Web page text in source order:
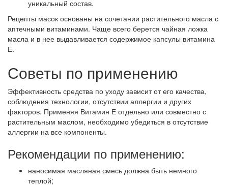
уникальный состав.
Рецепты масок основаны на сочетании растительного масла с
аптечными витаминами. Чаще всего берется чайная ложка
масла и в нее выдавливается содержимое капсулы витамина
Е.
Советы по применению
Эффективность средства по уходу зависит от его качества,
соблюдения технологии, отсутствии аллергии и других
факторов. Применяя Витамин Е отдельно или совместно с
растительным маслом, необходимо убедиться в отсутствие
аллергии на все компоненты.
Рекомендации по применению:
наносимая масляная смесь должна быть немного
теплой;